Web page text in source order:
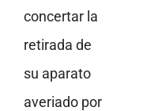
concertar la
retirada de
su aparato
averiado por